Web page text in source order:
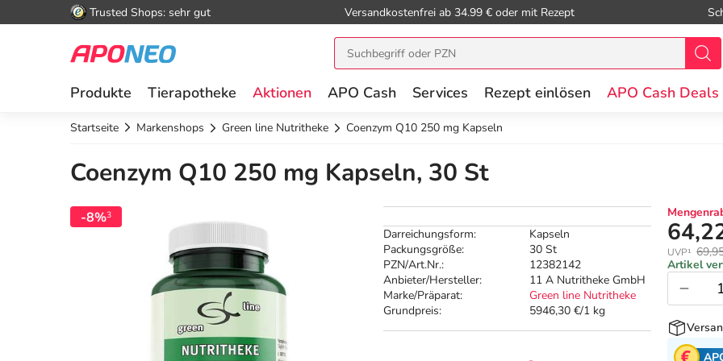
Trusted Shops: sehr gut Versandkostenfrei ab 34.99 € oder mit Rezept
Produkte Tierapotheke Aktionen APO Cash Services Rezept einlösen APO Cash Deals
Startseite Markenshops Green line Nutritheke Coenzym Q10 250 mg Kapseln
Coenzym Q10 250 mg Kapseln, 30 St
-8%3
Darreichungsform:
Kapseln
Packungsgröße:
30 St
PZN/Art.Nr.:
12382142
Anbieter/Hersteller:
11 A Nutritheke GmbH
Marke/Präparat:
Green line Nutritheke
Grundpreis:
5946,30 €/1 kg
UVP¹
Artikel